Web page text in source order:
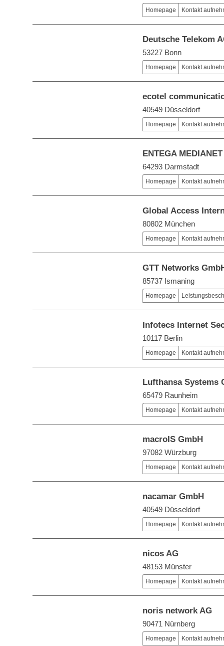
Homepage Kontakt
Deutsche Telekom
53227 Bonn
Homepage Kontakt
ecotel
40549 Düsseldorf
Homepage Kontakt
ENTEGA
64293 Darmstadt
Homepage Kontakt
Global Access
80802 München
Homepage Kontakt
GTT Networks
85737 Ismaning
Homepage
Infotecs Internet
10117 Berlin
Homepage Kontakt
Lufthansa Systems
65479 Raunheim
Homepage Kontakt
macroIS GmbH
97082 Würzburg
Homepage Kontakt
nacamar GmbH
40549 Düsseldorf
Homepage Kontakt
nicos AG
48153 Münster
Homepage Kontakt
noris network AG
90471 Nürnberg
Homepage Kontakt